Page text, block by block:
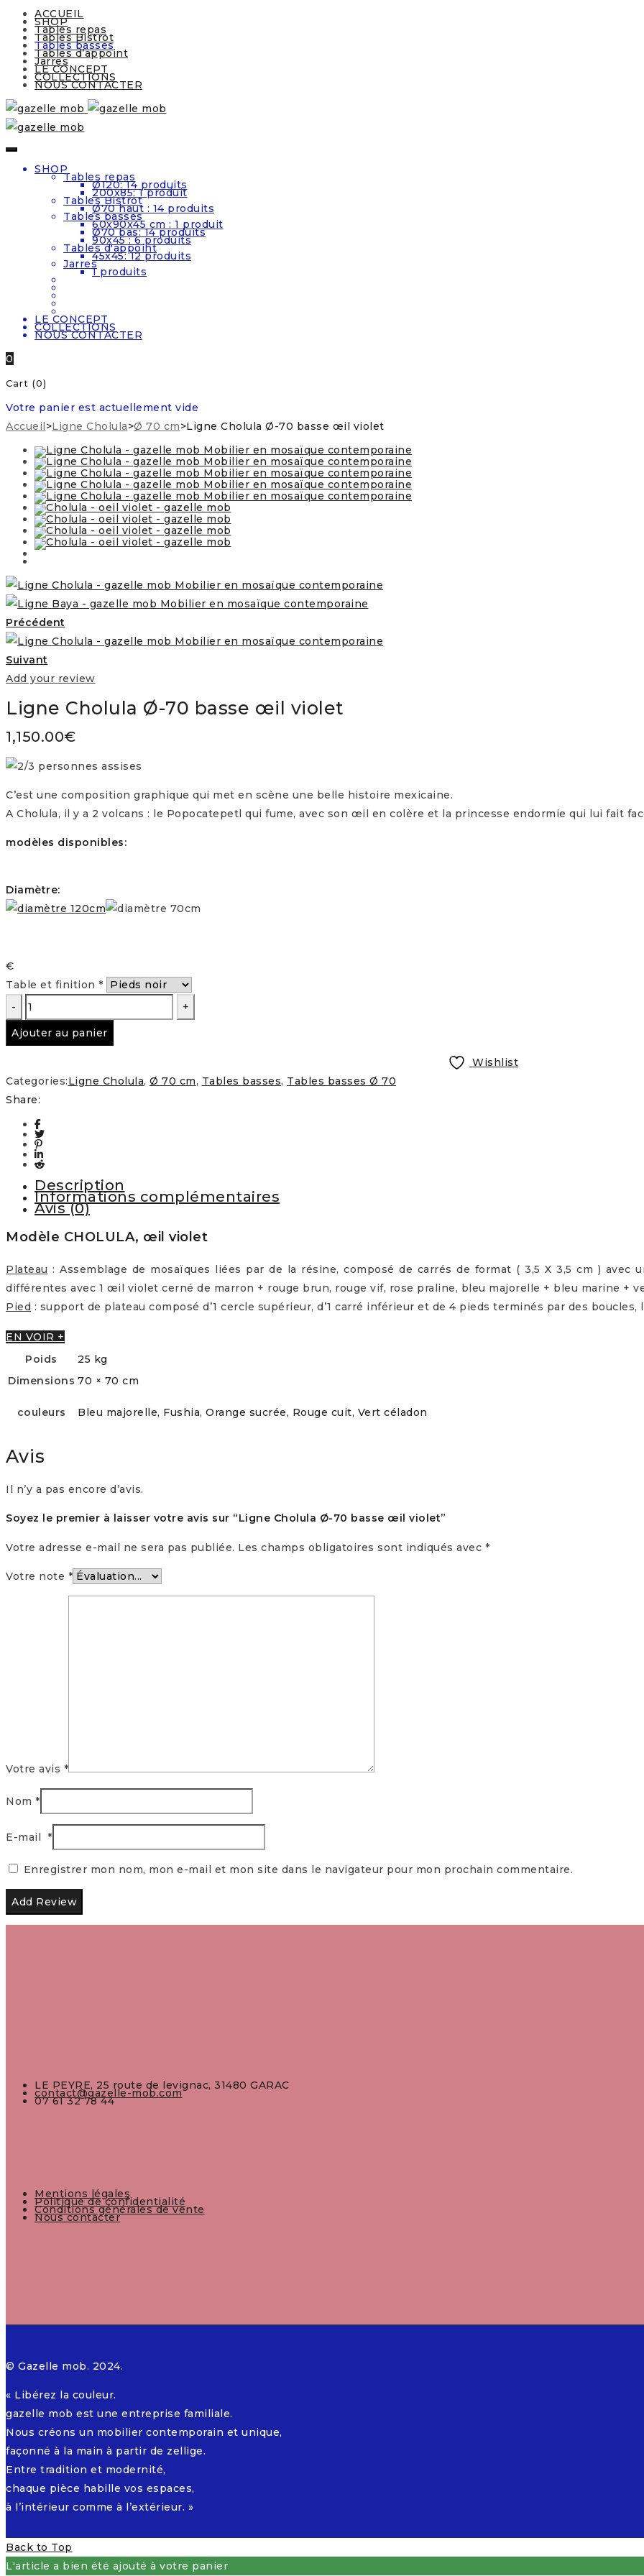
ACCUEIL
SHOP
Tables repas
Tables Bistrot
Tables basses
Tables d’appoint
Jarres
LE CONCEPT
COLLECTIONS
NOUS CONTACTER
SHOP
Tables repas
Ø120: 14 produits
200x85: 1 produit
Tables Bistrot
Ø70 haut : 14 produits
Tables basses
60x90x45 cm : 1 produit
Ø70 bas: 14 produits
90x45 : 6 produits
Tables d'appoint
45x45: 12 produits
Jarres
1 produits
LE CONCEPT
COLLECTIONS
NOUS CONTACTER
0
Cart (0)
Votre panier est actuellement vide
Accueil>Ligne Cholula>Ø 70 cm>Ligne Cholula Ø-70 basse œil violet
Précédent
Suivant
Add your review
Ligne Cholula Ø-70 basse œil violet
1,150.00€
C’est une composition graphique qui met en scène une belle histoire mexicaine.
A Cholula, il y a 2 volcans : le Popocatepetl qui fume, avec son œil en colère et la princesse endormie qui lui fait
modèles disponibles:
Diamètre:
€
Table et finition *
quantité
de
Ligne
Ø-70
basse
violet
Ajouter au panier
Wishlist
Categories:Ligne Cholula, Ø 70 cm, Tables basses, Tables basses Ø 70
Share:
Description
Informations complémentaires
Avis (0)
Modèle CHOLULA, œil violet
Plateau : Assemblage de mosaïques liées par de la résine, composé de carrés de format ( 3,5 X 3,5 cm )
différentes avec 1 œil violet cerné de marron + rouge brun, rouge vif, rose praline, bleu majorelle + bleu marine +
Pied : support de plateau composé d’1 cercle supérieur, d’1 carré inférieur et de 4 pieds terminés par des
EN VOIR +
Poids
25 kg
Dimensions 70 × 70 cm
couleurs Bleu majorelle, Fushia, Orange sucrée, Rouge cuit, Vert céladon
Avis
Il n’y a pas encore d’avis.
Soyez le premier à laisser votre avis sur “Ligne Cholula Ø-70 basse œil violet”
Votre adresse e-mail ne sera pas publiée. Les champs obligatoires sont indiqués avec *
Votre note *
Votre avis *
Nom *
E-mail *
Enregistrer mon nom, mon e-mail et mon site dans le navigateur pour mon prochain commentaire.
LE PEYRE, 25 route de levignac, 31480 GARAC
contact@gazelle-mob.com
07 61 32 78 44
Mentions légales
Politique de confidentialité
Conditions générales de vente
Nous contacter
© Gazelle mob. 2024.
« Libérez la couleur.
gazelle mob est une entreprise familiale.
Nous créons un mobilier contemporain et unique,
façonné à la main à partir de zellige.
Entre tradition et modernité,
chaque pièce habille vos espaces,
à l’intérieur comme à l’extérieur. »
Back to Top
L'article a bien été ajouté à votre panier